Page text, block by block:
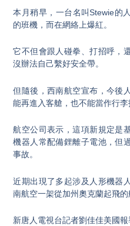
本月稍早，一台名叫Stewie的
的班機，而在網絡上爆紅。
它不但會跟人碰拳、打招呼，
沒辦法自己繫好安全帶。
但隨後，西南航空宣布，今後
能再進入客艙，也不能當作行李
航空公司表示，這項新規定是
機器人常配備鋰離子電池，但
事故。
近期出現了多起涉及人形機器
南航空一架從加州奧克蘭起飛的
新唐人電視台記者劉佳佳美國報